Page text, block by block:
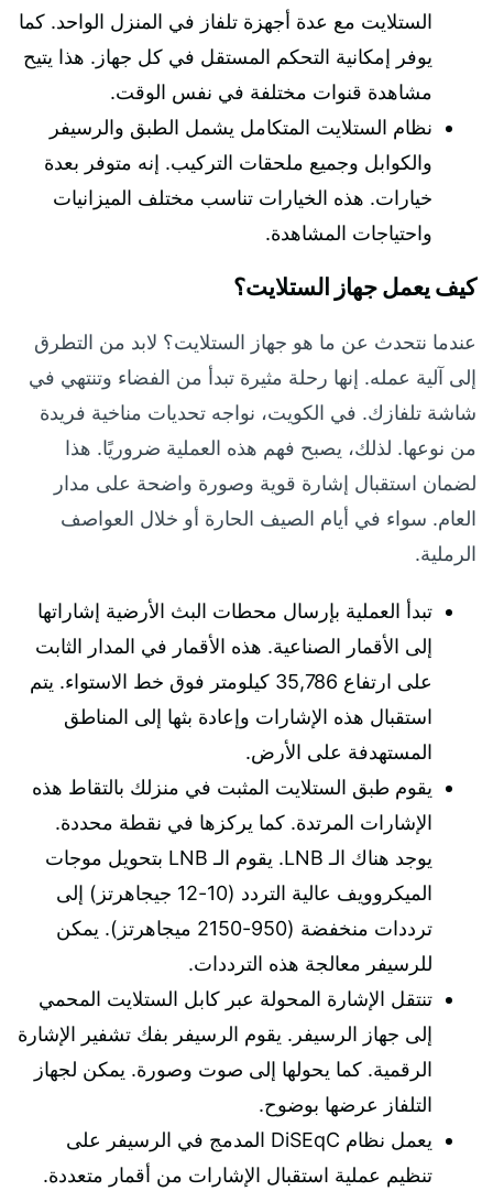
الستلايت مع عدة أجهزة تلفاز في المنزل الواحد. كما
يوفر إمكانية التحكم المستقل في كل جهاز. هذا يتيح
مشاهدة قنوات مختلفة في نفس الوقت.
نظام الستلايت المتكامل يشمل الطبق والرسيفر
والكوابل وجميع ملحقات التركيب. إنه متوفر بعدة
خيارات. هذه الخيارات تناسب مختلف الميزانيات
واحتياجات المشاهدة.
كيف يعمل جهاز الستلايت؟
عندما نتحدث عن ما هو جهاز الستلايت؟ لابد من التطرق
إلى آلية عمله. إنها رحلة مثيرة تبدأ من الفضاء وتنتهي في
شاشة تلفازك. في الكويت، نواجه تحديات مناخية فريدة
من نوعها. لذلك، يصبح فهم هذه العملية ضروريًا. هذا
لضمان استقبال إشارة قوية وصورة واضحة على مدار
العام. سواء في أيام الصيف الحارة أو خلال العواصف
الرملية.
تبدأ العملية بإرسال محطات البث الأرضية إشاراتها
إلى الأقمار الصناعية. هذه الأقمار في المدار الثابت
على ارتفاع 35,786 كيلومتر فوق خط الاستواء. يتم
استقبال هذه الإشارات وإعادة بثها إلى المناطق
المستهدفة على الأرض.
يقوم طبق الستلايت المثبت في منزلك بالتقاط هذه
الإشارات المرتدة. كما يركزها في نقطة محددة.
يوجد هناك الـ LNB. يقوم الـ LNB بتحويل موجات
الميكروويف عالية التردد (10-12 جيجاهرتز) إلى
ترددات منخفضة (950-2150 ميجاهرتز). يمكن
للرسيفر معالجة هذه الترددات.
تنتقل الإشارة المحولة عبر كابل الستلايت المحمي
إلى جهاز الرسيفر. يقوم الرسيفر بفك تشفير الإشارة
الرقمية. كما يحولها إلى صوت وصورة. يمكن لجهاز
التلفاز عرضها بوضوح.
يعمل نظام DiSEqC المدمج في الرسيفر على
تنظيم عملية استقبال الإشارات من أقمار متعددة.